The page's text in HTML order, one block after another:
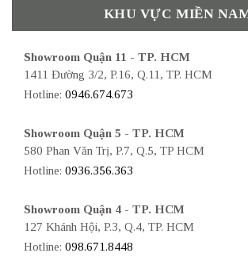
KHU VỰC MIỀN
Showroom Quận 11 - TP. HCM
1411 Đường 3/2, P.16, Q.11, TP. HCM
Hotline: 0946.674.673
Showroom Quận 5 - TP. HCM
580 Phan Văn Trị, P.7, Q.5, TP HCM
Hotline: 0936.356.363
Showroom Quận 4 - TP. HCM
127 Khánh Hội, P.3, Q.4, TP. HCM
Hotline: 098.671.8448